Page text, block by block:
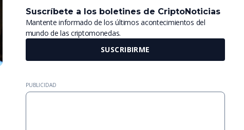
Suscríbete a los boletines de CriptoNoticias
Mantente informado de los últimos acontecimientos del
mundo de las criptomonedas.
SUSCRIBIRME
PUBLICIDAD